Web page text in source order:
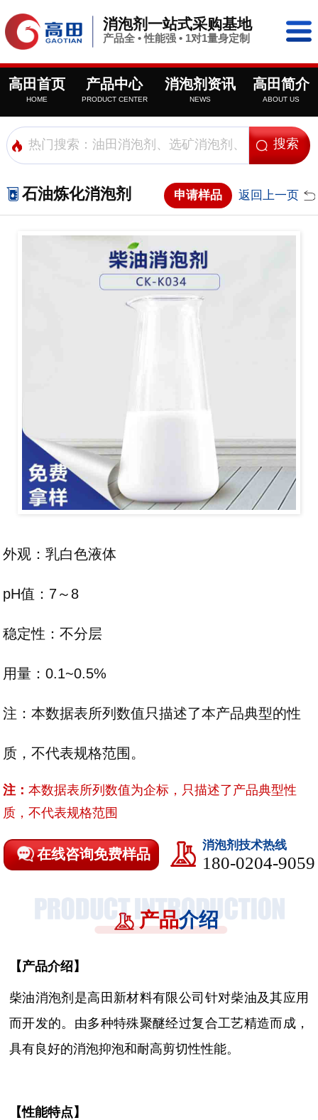
消泡剂一站式采购基地
产品全 • 性能强 • 1对1量身定制
高田首页
HOME
产品中心
PRODUCT CENTER
消泡剂资讯
NEWS
高田简介
ABOUT US
石油炼化消泡剂 申请样品 返回上一页
外观：乳白色液体
pH值：7～8
稳定性：不分层
用量：0.1~0.5%
注：本数据表所列数值只描述了本产品典型的性
质，不代表规格范围。
注：本数据表所列数值为企标，只描述了产品典型性
质，不代表规格范围
在线咨询免费样品
消泡剂技术热线
180-0204-9059
产品介绍
【产品介绍】
柴油消泡剂是高田新材料有限公司针对柴油及其应用
而开发的。 由多种特殊聚醚经过复合工艺精造而成，
具有良好的消泡抑泡和耐高剪切性性能。
【性能特点】